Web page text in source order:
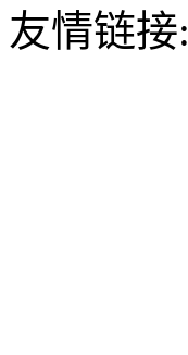
友情链接: